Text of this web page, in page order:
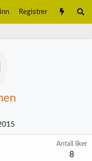
Registrer
Antall liker
8